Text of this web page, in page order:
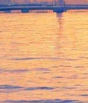
и Гэри